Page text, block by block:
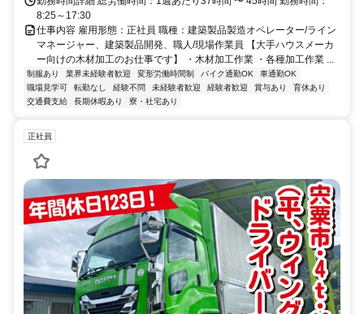
8:25～17:30
仕事内容 雇用形態：正社員 職種：建築製品製造オペレーター/ライン
マネージャー、建築製品開発、職人/現場作業員 【大手ハウスメーカ
ー向けの木材加工のお仕事です】 ・木材加工作業 ・各種加工作業 ...
制服あり 業界未経験者歓迎 変形労働時間制 バイク通勤OK
車通勤OK
職場見学可
転勤なし 経験不問 未経験者歓迎 経験者歓迎 賞与あり
育休あり
交通費支給
長期休暇あり 寮・社宅あり
正社員